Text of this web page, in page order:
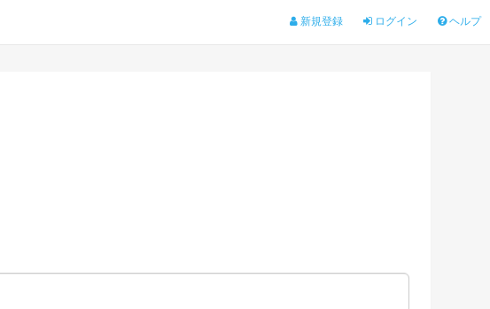
新規登録 ログイン ヘルプ